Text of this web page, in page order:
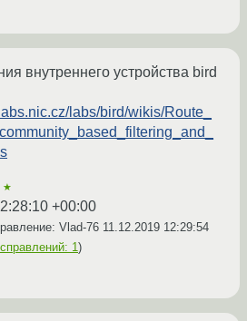
внутреннего устройства bird
labs/bird/wikis/Route_
+00:00
Vlad-76 11.12.2019 12:29:54
1)